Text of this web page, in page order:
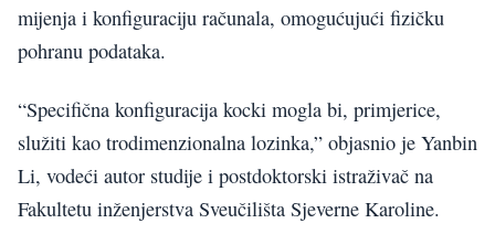
mijenja i konfiguraciju računala, omogućujući fizičku
pohranu podataka.
“Specifična konfiguracija kocki mogla bi, primjerice,
služiti kao trodimenzionalna lozinka,” objasnio je Yanbin
Li, vodeći autor studije i postdoktorski istraživač na
Fakultetu inženjerstva Sveučilišta Sjeverne Karoline.